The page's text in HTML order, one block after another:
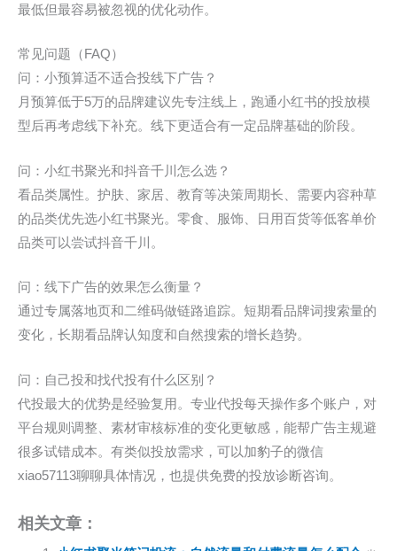
最低但最容易被忽视的优化动作。
常见问题（FAQ）
问：小预算适不适合投线下广告？
月预算低于5万的品牌建议先专注线上，跑通小红书的投放模
型后再考虑线下补充。线下更适合有一定品牌基础的阶段。
问：小红书聚光和抖音千川怎么选？
看品类属性。护肤、家居、教育等决策周期长、需要内容种草
的品类优先选小红书聚光。零食、服饰、日用百货等低客单价
品类可以尝试抖音千川。
问：线下广告的效果怎么衡量？
通过专属落地页和二维码做链路追踪。短期看品牌词搜索量的
变化，长期看品牌认知度和自然搜索的增长趋势。
问：自己投和找代投有什么区别？
代投最大的优势是经验复用。专业代投每天操作多个账户，对
平台规则调整、素材审核标准的变化更敏感，能帮广告主规避
很多试错成本。有类似投放需求，可以加豹子的微信
xiao57113聊聊具体情况，也提供免费的投放诊断咨询。
相关文章：